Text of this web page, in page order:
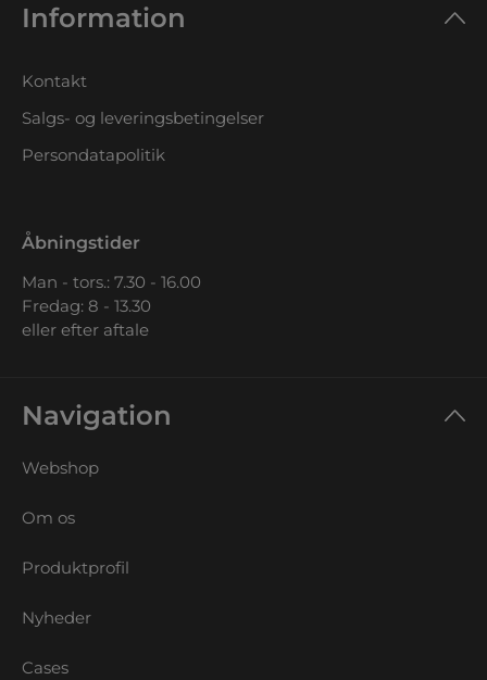
Information
Kontakt
Salgs- og leveringsbetingelser
Persondatapolitik
Åbningstider
Man - tors.: 7.30 - 16.00
Fredag: 8 - 13.30
eller efter aftale
Navigation
Webshop
Om os
Produktprofil
Nyheder
Cases